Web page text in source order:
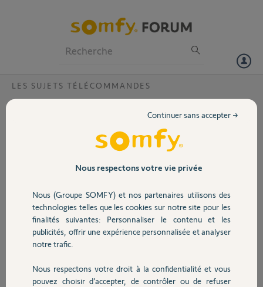
Volet
Sécurité
Domotique
Chauffage
LES SUJETS TÉLÉCOMMANDES
Remplacement Télécommande volets Telis
Peut-on facilement reprogrammer une nouvelles Télécommande
Centralisée Telis 16 RTS sur 9 volets,
pour remplacer une Telis composio RTS qui fonctionne encore
Pas de commande individuelle.
Une position ce Génarale de tous les volets.
Comment accéder à la commande "Synchro" ?
faut-il avoir la référence et une identification des moteurs de volets ?
Merci sincèrement
Robert François R.
Nous respectons votre vie privée
Nous (Groupe SOMFY) et nos partenaires utilisons des
technologies telles que les cookies sur notre site pour les
finalités suivantes: Personnaliser le contenu et les
publicités, offrir une expérience personnalisée et analyser
notre trafic.
Nous respectons votre droit à la confidentialité et vous
pouvez choisir d’accepter, de contrôler ou de refuser
Continuer sans accepter →